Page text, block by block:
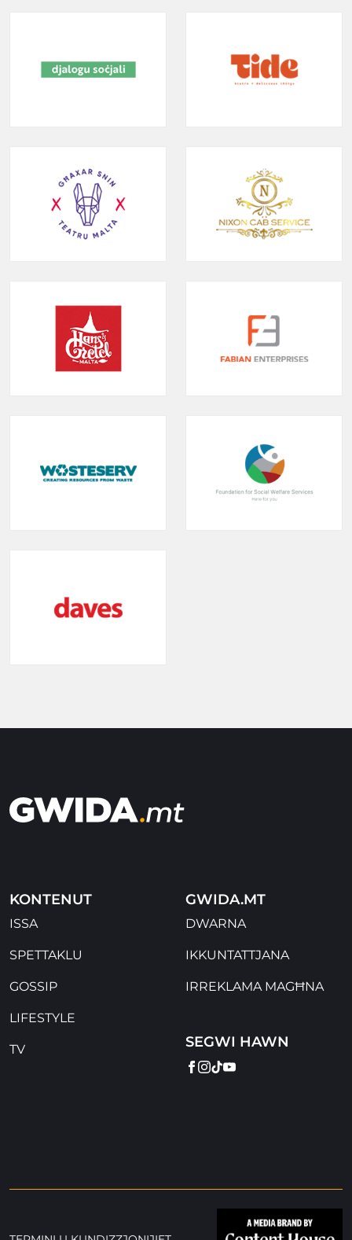
KONTENUT
ISSA
SPETTAKLU
GOSSIP
LIFESTYLE
TV
GWIDA.MT
DWARNA
IKKUNTATTJANA
IRREKLAMA MAGĦNA
SEGWI HAWN
FACEBOOK
INSTAGRAM
TIKTOK
YOUTUBE